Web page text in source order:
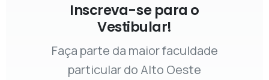
Inscreva-se para o
Vestibular!
Faça parte da maior faculdade
particular do Alto Oeste